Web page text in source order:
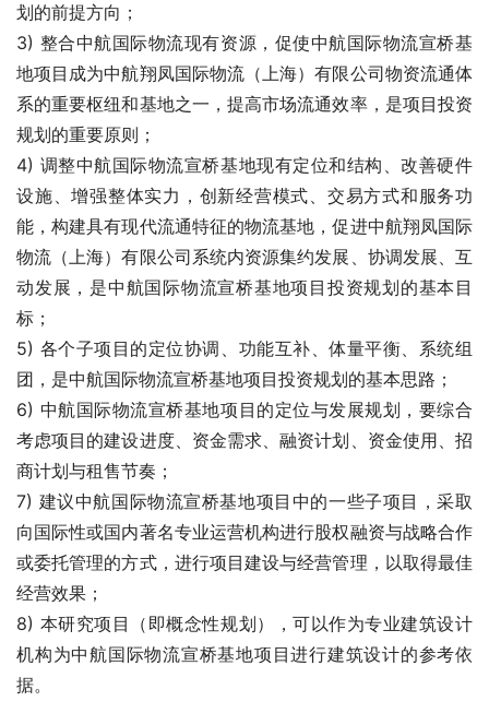
划的前提方向；
3) 整合中航国际物流现有资源，促使中航国际物流宣桥基
地项目成为中航翔凤国际物流（上海）有限公司物资流通体
系的重要枢纽和基地之一，提高市场流通效率，是项目投资
规划的重要原则；
4) 调整中航国际物流宣桥基地现有定位和结构、改善硬件
设施、增强整体实力，创新经营模式、交易方式和服务功
能，构建具有现代流通特征的物流基地，促进中航翔凤国际
物流（上海）有限公司系统内资源集约发展、协调发展、互
动发展，是中航国际物流宣桥基地项目投资规划的基本目
标；
5) 各个子项目的定位协调、功能互补、体量平衡、系统组
团，是中航国际物流宣桥基地项目投资规划的基本思路；
6) 中航国际物流宣桥基地项目的定位与发展规划，要综合
考虑项目的建设进度、资金需求、融资计划、资金使用、招
商计划与租售节奏；
7) 建议中航国际物流宣桥基地项目中的一些子项目，采取
向国际性或国内著名专业运营机构进行股权融资与战略合作
或委托管理的方式，进行项目建设与经营管理，以取得最佳
经营效果；
8) 本研究项目（即概念性规划），可以作为专业建筑设计
机构为中航国际物流宣桥基地项目进行建筑设计的参考依
据。